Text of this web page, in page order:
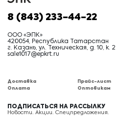
8 (843) 233-44-22
ООО «ЭПК»
420054, Республика Татарстан
г. Казань, ул. Техническая, д. 10, к. 2
sale1017@epkrt.ru
Доставка
Оплата
Прайс-лист
Оптовикам
ПОДПИСАТЬСЯ НА РАССЫЛКУ
Новости. Акции. Спецпредложения.